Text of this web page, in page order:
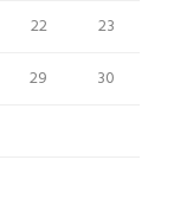
22
23
29
30